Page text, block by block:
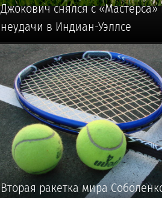
Джокович снялся с
неудачи в Индиан-Уэллсе
Вторая ракетка мира
🥎 #ТЕННИС